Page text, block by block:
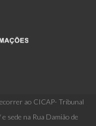
ao CICAP- Tribunal
sede na Rua Damião de